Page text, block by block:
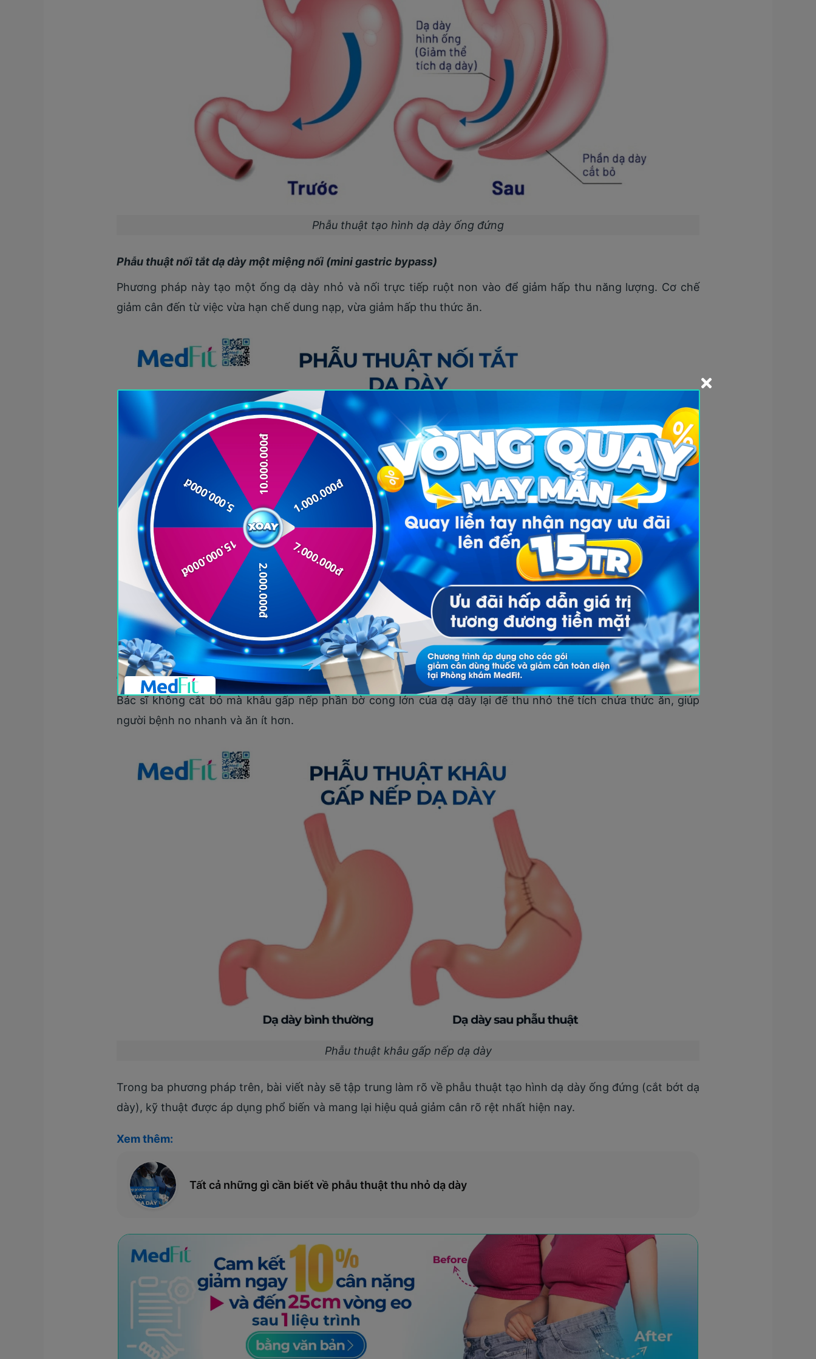
Phẫu thuật tạo hình dạ dày ống đứng
Phẫu thuật nối tắt dạ dày một miệng nối (mini gastric bypass)
Phương pháp này tạo một ống dạ dày nhỏ và nối trực tiếp ruột non vào để giảm hấp thu năng lượng. Cơ chế
giảm cân đến từ việc vừa hạn chế dung nạp, vừa giảm hấp thu thức ăn.
Phẫu thuật nối tắt dạ dày một miệng nối
Phẫu thuật khâu gấp nếp dạ dày (gastric plication)
Bác sĩ không cắt bỏ mà khâu gấp nếp phần bờ cong lớn của dạ dày lại để thu nhỏ thể tích chứa thức ăn, giúp
người bệnh no nhanh và ăn ít hơn.
Phẫu thuật khâu gấp nếp dạ dày
Trong ba phương pháp trên, bài viết này sẽ tập trung làm rõ về phẫu thuật tạo hình dạ dày ống đứng (cắt bớt dạ
dày), kỹ thuật được áp dụng phổ biến và mang lại hiệu quả giảm cân rõ rệt nhất hiện nay.
Xem thêm:
Tất cả những gì cần biết về phẫu thuật thu nhỏ dạ dày